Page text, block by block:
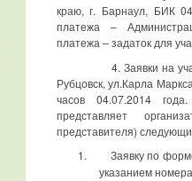
краю, г. Барнаул, БИК
платежа –
платежа – задаток для
4. Заявки на
Рубцовск, ул.Карла
часов 04.07.2014
представляет
представителя)
1.
Заявку по
указанием